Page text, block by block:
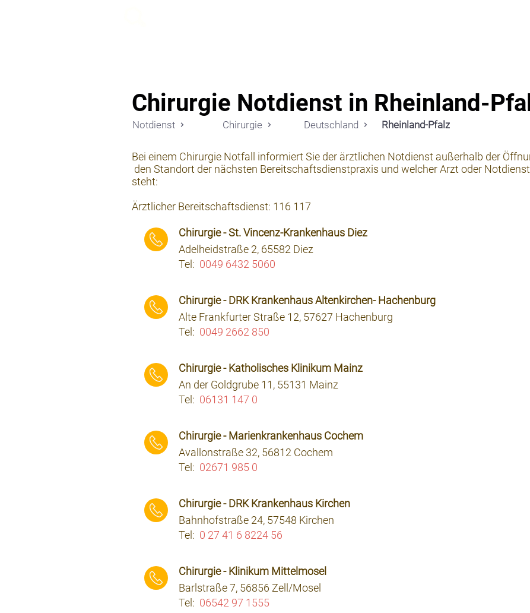
Chirurgie Notdienst in Rheinland-
Notdienst Chirurgie Rheinland-Pfalz
Deutschland
Bei einem Chirurgie Notfall informiert Sie der ärztlichen Notdienst außerhalb der
den Standort der nächsten Bereitschaftsdienstpraxis und welcher Arzt oder
steht:
Ärztlicher Bereitschaftsdienst: 116 117
Chirurgie - St. Vincenz-Krankenhaus Diez
Adelheidstraße 2, 65582 Diez
Tel: 0049 6432 5060
Chirurgie - DRK Krankenhaus Altenkirchen- Hachenburg
Alte Frankfurter Straße 12, 57627 Hachenburg
Tel: 0049 2662 850
Chirurgie - Katholisches Klinikum Mainz
An der Goldgrube 11, 55131 Mainz
Tel: 06131 147 0
Chirurgie - Marienkrankenhaus Cochem
Avallonstraße 32, 56812 Cochem
Tel: 02671 985 0
Chirurgie - DRK Krankenhaus Kirchen
Bahnhofstraße 24, 57548 Kirchen
Tel: 0 27 41 6 8224 56
Chirurgie - Klinikum Mittelmosel
Barlstraße 7, 56856 Zell/Mosel
Tel: 06542 97 1555